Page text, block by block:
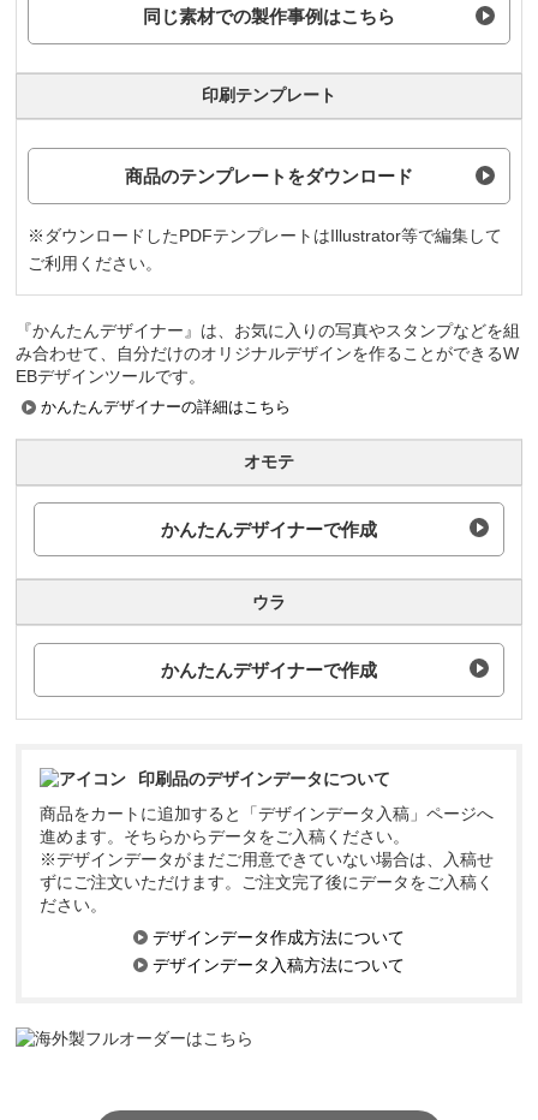
同じ素材での製作事例はこちら
印刷テンプレート
商品のテンプレートをダウンロード
※ダウンロードしたPDFテンプレートはIllustrator等で編集して
ご利用ください。
『かんたんデザイナー』は、お気に入りの写真やスタンプなどを組
み合わせて、自分だけのオリジナルデザインを作ることができるW
EBデザインツールです。
かんたんデザイナーの詳細はこちら
オモテ
かんたんデザイナーで作成
ウラ
かんたんデザイナーで作成
印刷品のデザインデータについて
商品をカートに追加すると「デザインデータ入稿」ページへ
進めます。そちらからデータをご入稿ください。
※デザインデータがまだご用意できていない場合は、入稿せ
ずにご注文いただけます。ご注文完了後にデータをご入稿く
ださい。
デザインデータ作成方法について
デザインデータ入稿方法について